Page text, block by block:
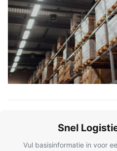
Snel
Vul basisinformatie in voor